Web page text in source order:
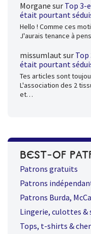
Morgane sur Top 3-
était pourtant
Hello ! Comme ces
J'aurais tenance à
missumlaut sur Top
était pourtant
Tes articles sont
L'association des 2
et…
BEST-OF
Patrons gratuits
Patrons
Patrons Burda,
Lingerie, culottes &
Tops, t-shirts &